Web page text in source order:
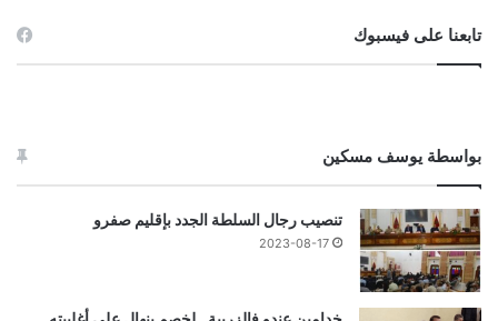
تابعنا على فيسبوك
بواسطة يوسف مسكين
تنصيب رجال السلطة الجدد بإقليم صفرو
2023-08-17